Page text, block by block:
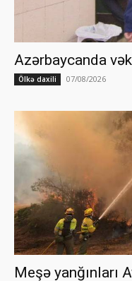
Azərbaycanda
Ölkə daxili 07/08/2026
Meşə yanğınları